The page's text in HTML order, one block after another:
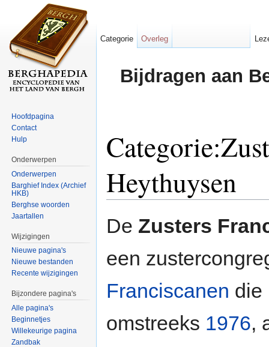
Bijdragen aan
Heythuysen
De Zusters
een
Franciscanen die
omstreeks 1976,
Categorie Overleg
Hoofdpagina
Contact
Hulp
Onderwerpen
Onderwerpen
Barghief Index (Archief
HKB)
Berghse woorden
Jaartallen
Wijzigingen
Nieuwe pagina's
Nieuwe bestanden
Recente wijzigingen
Bijzondere pagina's
Alle pagina's
Beginnetjes
Willekeurige pagina
Zandbak